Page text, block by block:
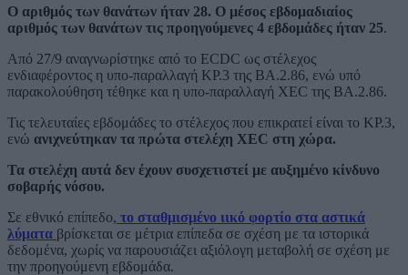
Ο αριθμός των θανάτων ήταν 28. Ο μέσος εβδομαδιαίος
αριθμός των θανάτων τις προηγούμενες 4 εβδομάδες ήταν 25.
Από 27/9 αναγνωρίστηκε από το ECDC ως στέλεχος
ενδιαφέροντος η υπο-παραλλαγή KP.3 της ΒΑ.2.86, ενώ υπό
παρακολούθηση τέθηκε και η υπο-παραλλαγή XEC της ΒΑ.2.86.
Τις τελευταίες εβδομάδες το στέλεχος που επικρατεί είναι το KP.3,
ενώ ανιχνεύτηκαν τα πρώτα στελέχη XEC στη χώρα.
Τα στελέχη αυτά δεν έχουν συσχετιστεί με αυξημένο κίνδυνο
σοβαρής νόσου.
Σε εθνικό επίπεδο, το σταθμισμένο ιικό φορτίο στα αστικά
λύματα βρίσκεται σε μέτρια επίπεδα σε σχέση με τα ιστορικά
δεδομένα, χωρίς να παρουσιάζει αξιόλογη μεταβολή σε σχέση με
την προηγούμενη εβδομάδα.